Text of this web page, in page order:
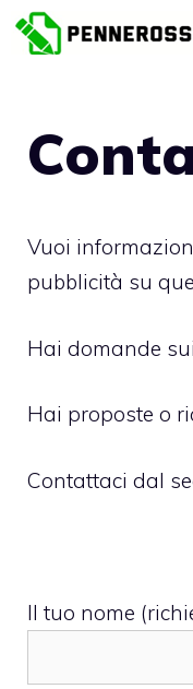
Vai
Vuoi
pubblicità su
Hai domande
Hai proposte o
Contattaci dal
Il tuo nome